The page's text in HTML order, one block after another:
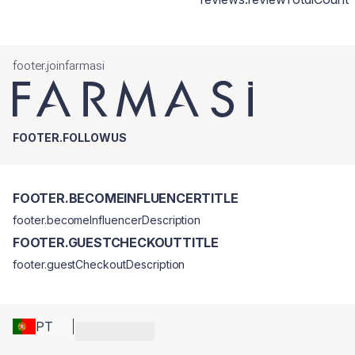
footer.joinfarmasi
FOOTER.FOLLOWUS
PT
FOOTER.BECOMEINFLUENCERTITLE
footer.becomeInfluencerDescription
FOOTER.GUESTCHECKOUTTITLE
footer.guestCheckoutDescription